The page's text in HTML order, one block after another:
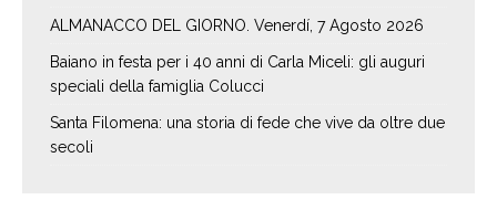
ALMANACCO DEL GIORNO. Venerdí, 7 Agosto 2026
Baiano in festa per i 40 anni di Carla Miceli: gli auguri
speciali della famiglia Colucci
Santa Filomena: una storia di fede che vive da oltre due
secoli